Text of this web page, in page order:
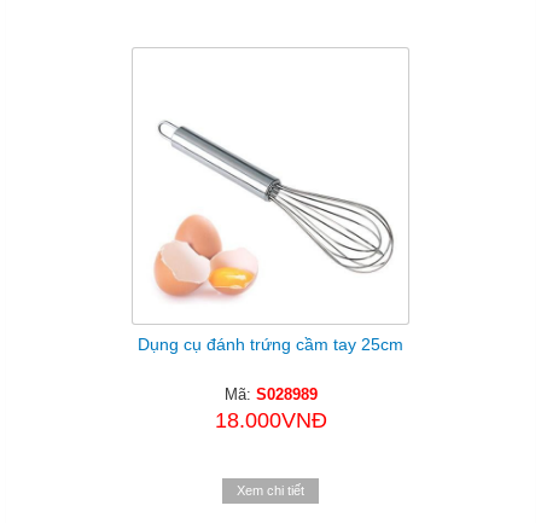
Dụng cụ đánh trứng cầm tay 25cm
Mã: S028989
18.000VNĐ
Xem chi tiết